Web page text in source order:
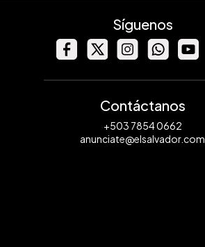
Síguenos
Contáctanos
+503 7854 0662
anunciate@elsalvador.com